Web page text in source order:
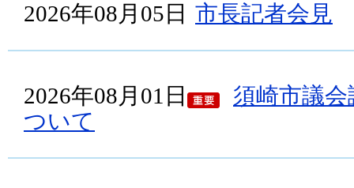
2026年08月05日 市長記者会見
2026年08月01日
須崎市議
ついて